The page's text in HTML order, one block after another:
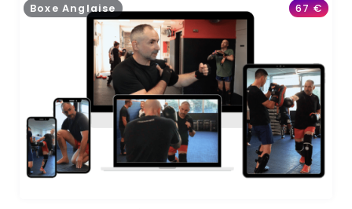
Boxe Anglaise 67€